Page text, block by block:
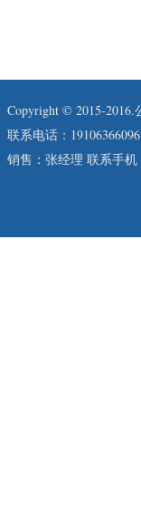
Copyright © 2015-
联系电话：19106366096
销售：张经理 联系手